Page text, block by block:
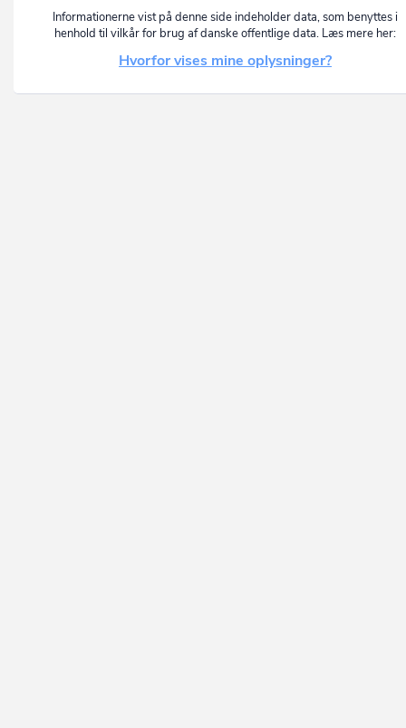
Informationerne vist på denne side indeholder data, som benyttes i
henhold til vilkår for brug af danske offentlige data. Læs mere her:
Hvorfor vises mine oplysninger?